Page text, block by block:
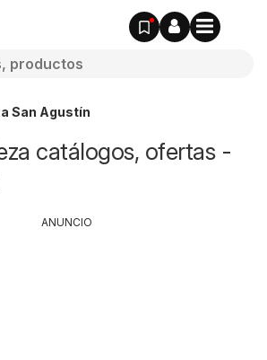
San Agustín
catálogos, ofertas -
ANUNCIO